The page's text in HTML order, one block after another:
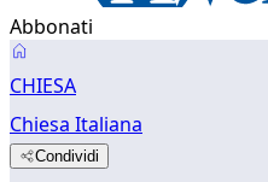
Abbonati
CHIESA
Chiesa Italiana
Condividi